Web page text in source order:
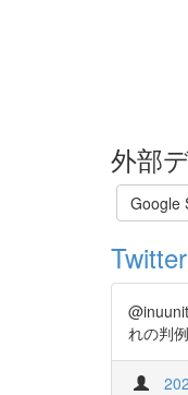
外部
Google
Twitter
れの判